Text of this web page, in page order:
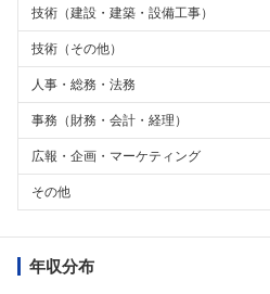
技術（建設・建築・設備工事）
技術（その他）
人事・総務・法務
事務（財務・会計・経理）
広報・企画・マーケティング
その他
年収分布